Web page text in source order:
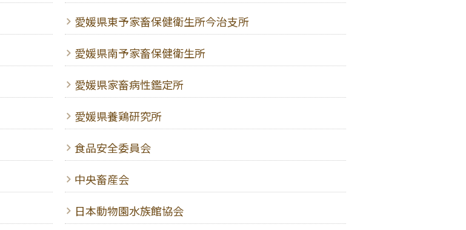
愛媛県東予家畜保健衛生所今治支所
愛媛県南予家畜保健衛生所
愛媛県家畜病性鑑定所
愛媛県養鶏研究所
食品安全委員会
中央畜産会
日本動物園水族館協会